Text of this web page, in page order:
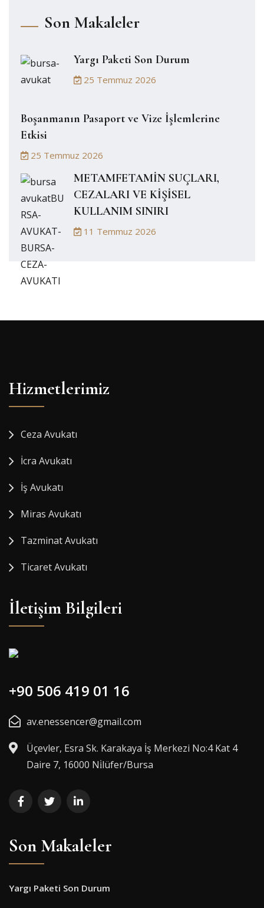
Son Makaleler
Yargı Paketi Son Durum
25 Temmuz 2026
Boşanmanın Pasaport ve Vize İşlemlerine
Etkisi
25 Temmuz 2026
METAMFETAMİN SUÇLARI,
CEZALARI VE KİŞİSEL
KULLANIM SINIRI
11 Temmuz 2026
Hizmetlerimiz
Ceza Avukatı
İcra Avukatı
İş Avukatı
Miras Avukatı
Tazminat Avukatı
Ticaret Avukatı
İletişim Bilgileri
+90 506 419 01 16
av.enessencer@gmail.com
Üçevler, Esra Sk. Karakaya İş Merkezi No:4 Kat 4
Daire 7, 16000 Ni̇lüfer/Bursa
Son Makaleler
Yargı Paketi Son Durum